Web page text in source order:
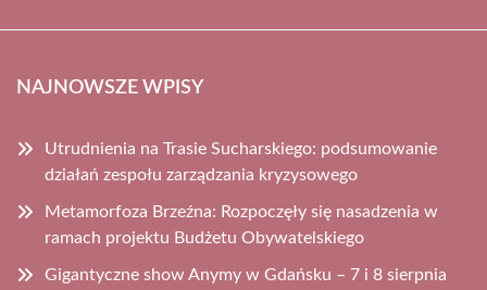
NAJNOWSZE WPISY
Utrudnienia na Trasie Sucharskiego: podsumowanie
działań zespołu zarządzania kryzysowego
Metamorfoza Brzeźna: Rozpoczęły się nasadzenia w
ramach projektu Budżetu Obywatelskiego
Gigantyczne show Anymy w Gdańsku – 7 i 8 sierpnia